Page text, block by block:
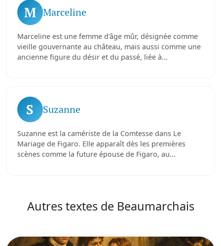
M Marceline
Marceline est une femme d'âge mûr, désignée comme
vieille gouvernante au château, mais aussi comme une
ancienne figure du désir et du passé, liée à...
S Suzanne
Suzanne est la camériste de la Comtesse dans Le
Mariage de Figaro. Elle apparaît dès les premières
scènes comme la future épouse de Figaro, au...
Autres textes de Beaumarchais